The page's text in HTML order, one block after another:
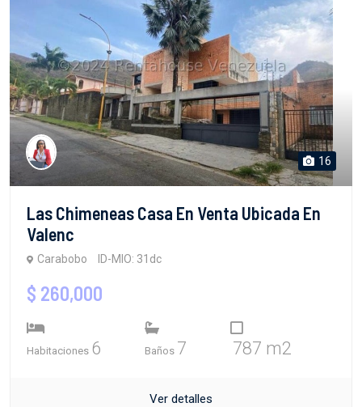
16
Las Chimeneas Casa En Venta Ubicada En
Valenc
Carabobo ID-MIO: 31dc
$ 260,000
Habitaciones 6 Baños 7 787 m2
Ver detalles